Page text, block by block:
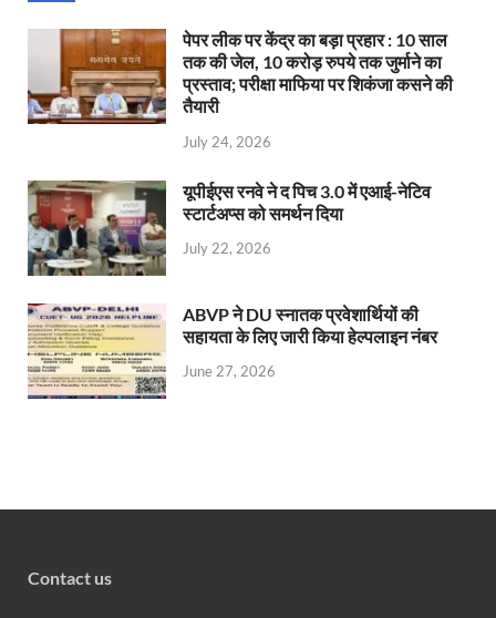
पेपर लीक पर केंद्र का बड़ा प्रहार : 10 साल
तक की जेल, 10 करोड़ रुपये तक जुर्माने का
प्रस्ताव; परीक्षा माफिया पर शिकंजा कसने की
तैयारी
July 24, 2026
यूपीईएस रनवे ने द पिच 3.0 में एआई-नेटिव
स्टार्टअप्स को समर्थन दिया
July 22, 2026
ABVP ने DU स्नातक प्रवेशार्थियों की
सहायता के लिए जारी किया हेल्पलाइन नंबर
June 27, 2026
Contact us